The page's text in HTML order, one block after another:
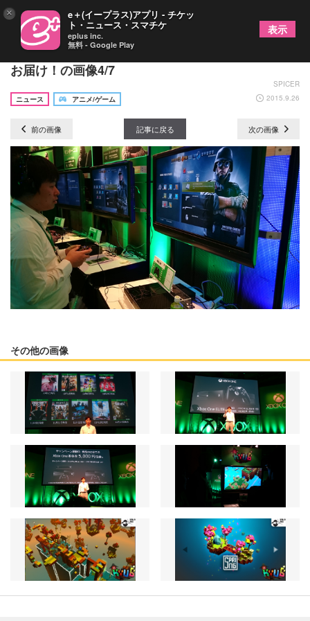
『Xbox大感謝祭』プレスカンファレンスの模様を
お届け！の画像4/7
SPICER
ニュース
アニメ/ゲーム 2015.9.26
前の画像 記事に戻る 次の画像
その他の画像
× e＋(イープラス)アプリ - チケッ
ト・ニュース・スマチケ
eplus inc.
無料 - Google Play
表示